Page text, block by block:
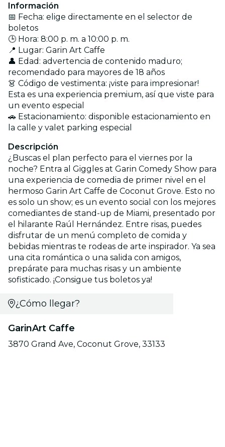
Información
📅 Fecha: elige directamente en el selector de
boletos
🕒 Hora: 8:00 p. m. a 10:00 p. m.
📍 Lugar: Garin Art Caffe
👤 Edad: advertencia de contenido maduro;
recomendado para mayores de 18 años
👗 Código de vestimenta: ¡viste para impresionar!
Esta es una experiencia premium, así que viste para
un evento especial
🚗 Estacionamiento: disponible estacionamiento en
la calle y valet parking especial
Descripción
¿Buscas el plan perfecto para el viernes por la
noche? Entra al Giggles at Garin Comedy Show para
una experiencia de comedia de primer nivel en el
hermoso Garin Art Caffe de Coconut Grove. Esto no
es solo un show; es un evento social con los mejores
comediantes de stand-up de Miami, presentado por
el hilarante Raúl Hernández. Entre risas, puedes
disfrutar de un menú completo de comida y
bebidas mientras te rodeas de arte inspirador. Ya sea
una cita romántica o una salida con amigos,
prepárate para muchas risas y un ambiente
sofisticado. ¡Consigue tus boletos ya!
¿Cómo llegar?
GarinArt Caffe
3870 Grand Ave, Coconut Grove, 33133